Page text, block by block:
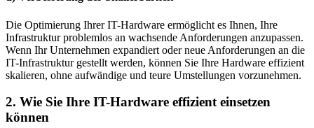
Die Optimierung Ihrer IT-Hardware ermöglicht es Ihnen, Ihre
Infrastruktur problemlos an wachsende Anforderungen anzupassen.
Wenn Ihr Unternehmen expandiert oder neue Anforderungen an die
IT-Infrastruktur gestellt werden, können Sie Ihre Hardware effizient
skalieren, ohne aufwändige und teure Umstellungen vorzunehmen.
2. Wie Sie Ihre IT-Hardware effizient einsetzen
können